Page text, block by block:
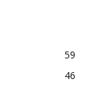
59
46